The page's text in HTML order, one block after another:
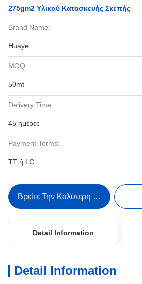
275gm2 Υλικού Κατασκευής Σκεπής
Brand Name:
Huaye
MOQ:
50mt
Delivery Time:
45 ημέρες
Payment Terms:
TT ή LC
Βρείτε Την Καλύτερη Τιμή
Detail Information
Detail Information